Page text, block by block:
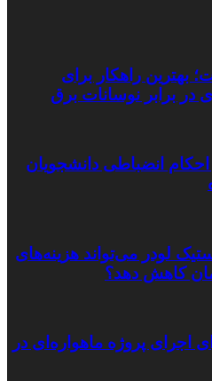
بهترین راهکار برای
در برابر نوسانات برق
انضباطی دانشجویان
لودر می‌تواند هزینه‌های
کاهش دهد؟
اجرای پروژه ماهواره‌ای در